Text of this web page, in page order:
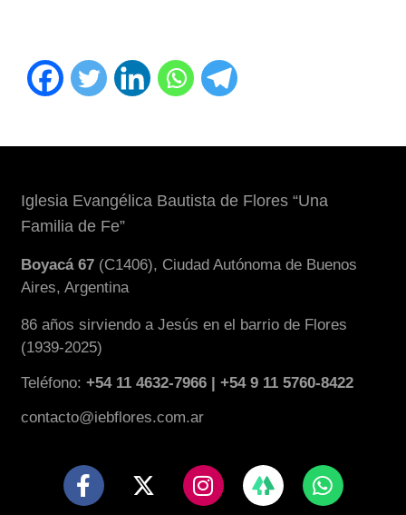
Iglesia Evangélica Bautista de Flores “Una
Familia de Fe”
Boyacá 67 (C1406), Ciudad Autónoma de Buenos
Aires, Argentina
86 años sirviendo a Jesús en el barrio de Flores
(1939-2025)
Teléfono:+54 11 4632-7966 | +54 9 11 5760-8422
contacto@iebflores.com.ar
F
a
X
-
I
n
W
h